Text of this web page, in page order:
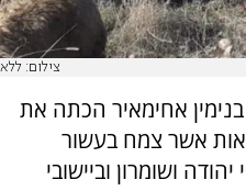
צילום: ללא
אחימאיר הכתה את
אשר צמח בעשור
ושומרון וביישובי